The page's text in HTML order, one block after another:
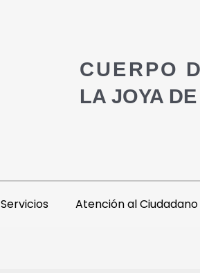
CUERPO
LA JOYA
Servicios Atención al Ciudadano